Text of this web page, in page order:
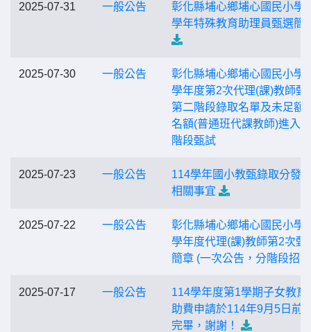
2025-07-31 一般公告
彰化縣埔心鄉埔心國民小學
學年特殊教育助理員甄選簡
2025-07-30 一般公告
彰化縣埔心鄉埔心國民小學
學年度第2次代理(課)教師甄
第二階段錄取名單及未足額
名額(普通班代課教師)進入
階段甄試
2025-07-23 一般公告
114學年國小教甄錄取分發
相關事宜
2025-07-22 一般公告
彰化縣埔心鄉埔心國民小學
學年度代理(課)教師第2次甄
簡章 (一次公告，分階段招
2025-07-17 一般公告
114學年度第1學期子女教育
助費申請於114年9月5日前
完畢，謝謝！